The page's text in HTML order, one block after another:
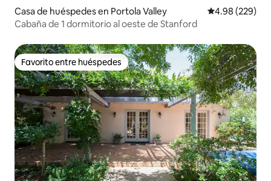
Casa de huéspedes en Portola Valley Calificación
4.98 (229)
Cabaña de 1 dormitorio al oeste de Stanford
Favorito entre huéspedes
Favorito entre huéspedes